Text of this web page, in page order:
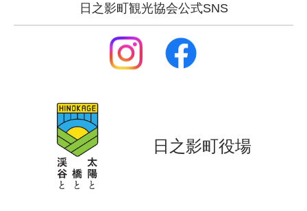
日之影町観光協会公式SNS
日之影町役場